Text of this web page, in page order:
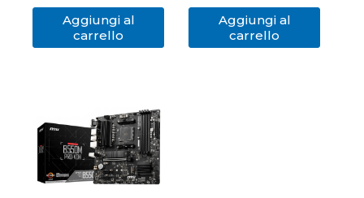
Aggiungi al
carrello
Aggiungi al
carrello